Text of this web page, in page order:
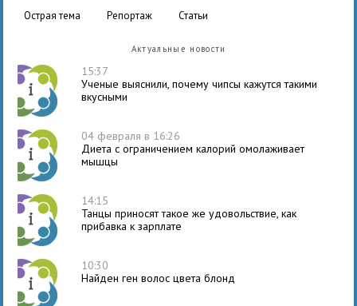
острая тема
репортаж статьи
Актуальные новости
15:37
Ученые выяснили, почему чипсы кажутся такими
вкусными
04 февраля в 16:26
Диета с ограничением калорий омолаживает
мышцы
14:15
Танцы приносят такое же удовольствие, как
прибавка к зарплате
10:30
Найден ген волос цвета блонд